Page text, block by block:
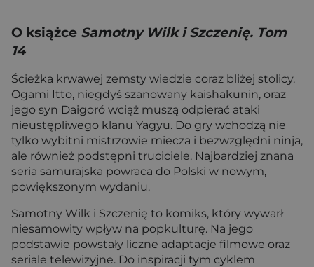
O książce Samotny Wilk i Szczenię. Tom
14
Ścieżka krwawej zemsty wiedzie coraz bliżej stolicy.
Ogami Itto, niegdyś szanowany kaishakunin, oraz
jego syn Daigoró wciąż muszą odpierać ataki
nieustępliwego klanu Yagyu. Do gry wchodzą nie
tylko wybitni mistrzowie miecza i bezwzględni ninja,
ale również podstępni truciciele. Najbardziej znana
seria samurajska powraca do Polski w nowym,
powiększonym wydaniu.
Samotny Wilk i Szczenię to komiks, który wywarł
niesamowity wpływ na popkulturę. Na jego
podstawie powstały liczne adaptacje filmowe oraz
seriale telewizyjne. Do inspiracji tym cyklem